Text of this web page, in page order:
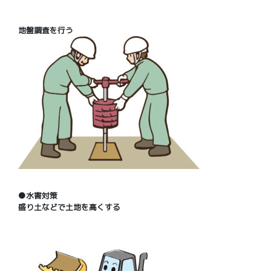
地盤調査を行う
●水害対策
盛り土などで土地を高くする